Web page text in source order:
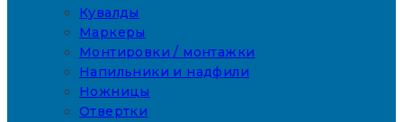
Кувалды
Маркеры
Монтировки / монтажки
Напильники и надфили
Ножницы
Отвертки